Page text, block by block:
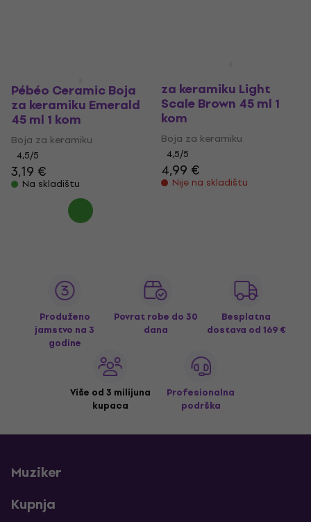
Pébéo Ceramic Boja
za keramiku Emerald
45 ml 1 kom
Boja za keramiku
4,5/5
3,19 €
Na skladištu
za keramiku Light
Scale Brown 45 ml 1
kom
Boja za keramiku
4,5/5
4,99 €
Nije na skladištu
Produženo
jamstvo na 3
godine
Povrat robe do 30
dana
Besplatna
dostava od 169 €
Više od 3 milijuna
kupaca
Profesionalna
podrška
Muziker
Kupnja